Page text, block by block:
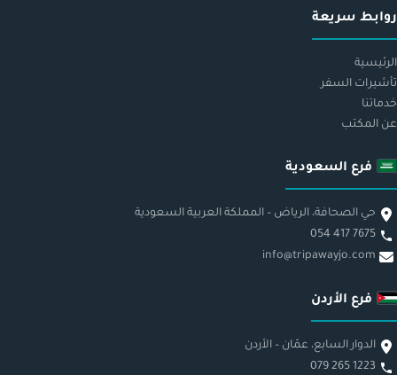
روابط سريعة
الرئيسية
تأشيرات السفر
خدماتنا
عن المكتب
فرع السعودية
حي الصحافة، الرياض – المملكة العربية السعودية
054 417 7675
info@tripawayjo.com
فرع الأردن
الدوار السابع، عمّان – الأردن
079 265 1223